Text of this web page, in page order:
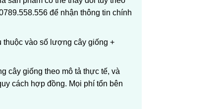
để nhận thông tin chính
thuộc vào số lượng cây giống +
cây giống theo mô tả thực tế, và
cách hợp đồng. Mọi phí tổn bên